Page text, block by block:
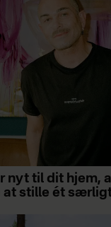
nyt til dit hjem,
at stille ét